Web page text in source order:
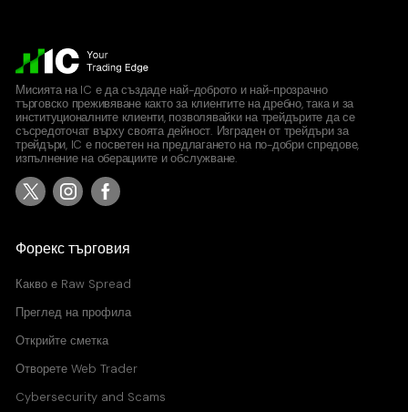
Мисията на IC е да създаде най-доброто и най-прозрачно
търговско преживяване както за клиентите на дребно, така и за
институционалните клиенти, позволявайки на трейдърите да се
съсредоточат върху своята дейност. Изграден от трейдъри за
трейдъри, IC е посветен на предлагането на по-добри спредове,
изпълнение на оберациите и обслужване.
Форекс търговия
Какво е Raw Spread
Преглед на профила
Открийте сметка
Отворете Web Trader
Cybersecurity and Scams